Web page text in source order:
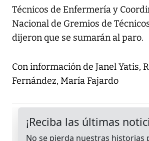
Técnicos de Enfermería y
Nacional de Gremios de
dijeron que se sumarán al paro.
Con información de Janel Yatis,
Fernández, María Fajardo